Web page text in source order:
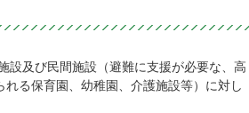
設及び民間施設（避難に支援が必要な、高
る保育園、幼稚園、介護施設等）に対し